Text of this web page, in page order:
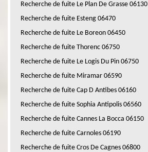
Recherche de fuite Le Plan De Grasse 06130
Recherche de fuite Esteng 06470
Recherche de fuite Le Boreon 06450
Recherche de fuite Thorenc 06750
Recherche de fuite Le Logis Du Pin 06750
Recherche de fuite Miramar 06590
Recherche de fuite Cap D Antibes 06160
Recherche de fuite Sophia Antipolis 06560
Recherche de fuite Cannes La Bocca 06150
Recherche de fuite Carnoles 06190
Recherche de fuite Cros De Cagnes 06800